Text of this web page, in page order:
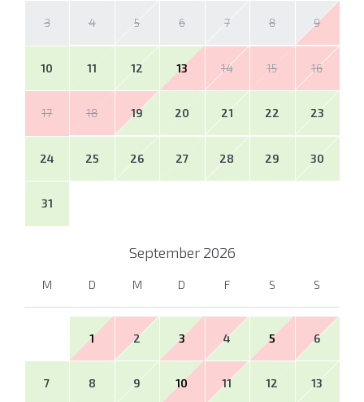
3 4 5 6 7 8 9
10 11 12 13 14 15 16
17 18 19 20 21 22 23
24 25 26 27 28 29 30
31
September 2026
M D M D F S S
1 2 3 4 5 6
7 8 9 10 11 12 13